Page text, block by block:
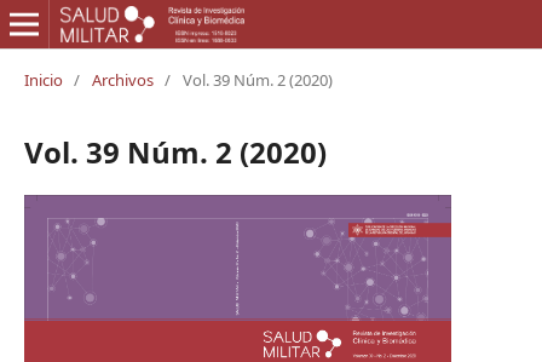
Inicio / Archivos / Vol. 39 Núm. 2 (2020)
Vol. 39 Núm. 2 (2020)